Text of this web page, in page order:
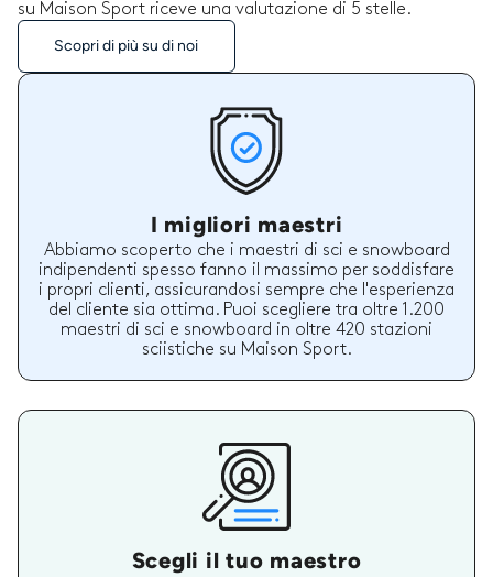
su Maison Sport riceve una valutazione di 5 stelle.
Scopri di più su di noi
I migliori maestri
Abbiamo scoperto che i maestri di sci e snowboard
indipendenti spesso fanno il massimo per soddisfare
i propri clienti, assicurandosi sempre che l'esperienza
del cliente sia ottima. Puoi scegliere tra oltre 1.200
maestri di sci e snowboard in oltre 420 stazioni
sciistiche su Maison Sport.
Scegli il tuo maestro